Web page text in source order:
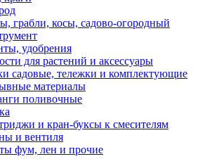
грабли, косы, садово-огородный
удобрения
для растений и аксессуары
садовые, тележки и комплектующие
материалы
поливочные
и кран-буксы к смесителям
и вентиля
фум, лен и прочие